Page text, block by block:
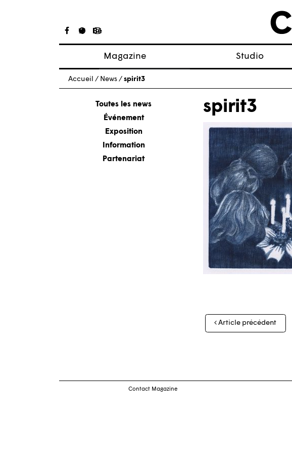
Magazine
Articles
À propos
Numéros
Studio
Accueil / News / spirit3
Toutes les news
Événement
Exposition
Information
Partenariat
spirit3
Navigation
des
Article précédent
Contact Magazine